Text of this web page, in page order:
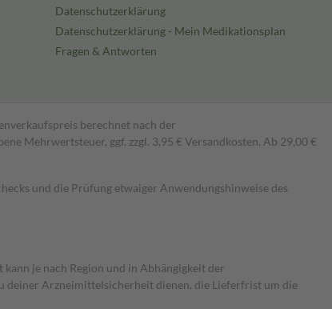
Datenschutzerklärung
Datenschutzerklärung - Mein Medikationsplan
Fragen & Antworten
berechnet nach der
Mehrwertsteuer, ggf. zzgl. 3,95 € Versandkosten. Ab 29,00 €
und die Prüfung etwaiger Anwendungshinweise des
je nach Region und in Abhängigkeit der
deiner Arzneimittelsicherheit dienen, die Lieferfrist um die